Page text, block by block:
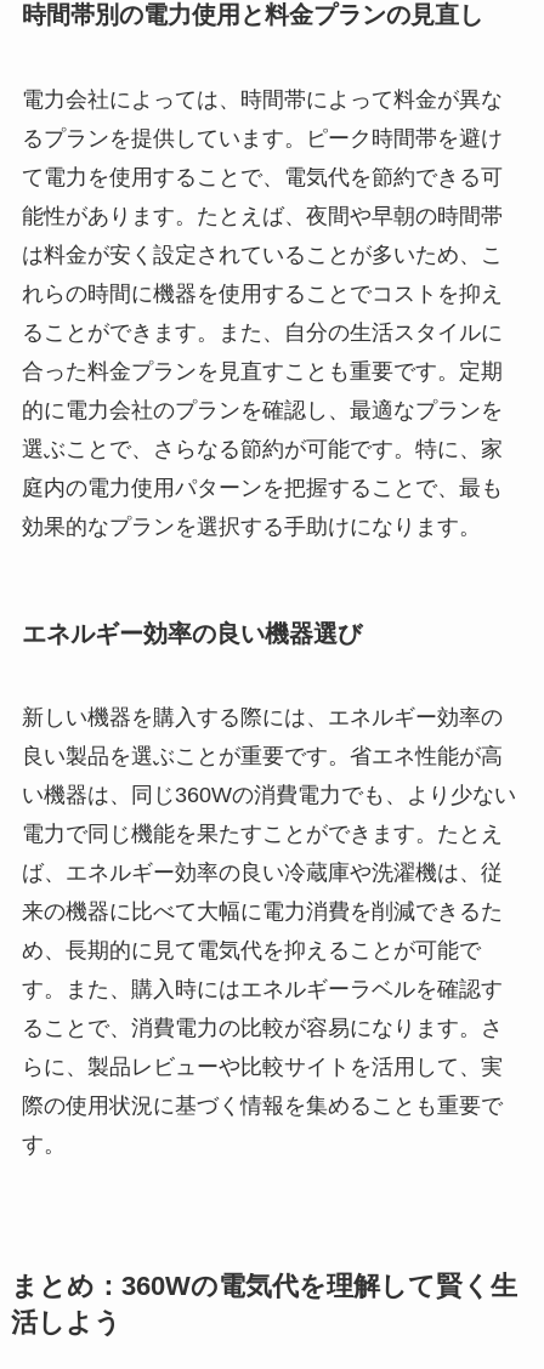
時間帯別の電力使用と料金プランの見直し
電力会社によっては、時間帯によって料金が異な
るプランを提供しています。ピーク時間帯を避け
て電力を使用することで、電気代を節約できる可
能性があります。たとえば、夜間や早朝の時間帯
は料金が安く設定されていることが多いため、こ
れらの時間に機器を使用することでコストを抑え
ることができます。また、自分の生活スタイルに
合った料金プランを見直すことも重要です。定期
的に電力会社のプランを確認し、最適なプランを
選ぶことで、さらなる節約が可能です。特に、家
庭内の電力使用パターンを把握することで、最も
効果的なプランを選択する手助けになります。
エネルギー効率の良い機器選び
新しい機器を購入する際には、エネルギー効率の
良い製品を選ぶことが重要です。省エネ性能が高
い機器は、同じ360Wの消費電力でも、より少ない
電力で同じ機能を果たすことができます。たとえ
ば、エネルギー効率の良い冷蔵庫や洗濯機は、従
来の機器に比べて大幅に電力消費を削減できるた
め、長期的に見て電気代を抑えることが可能で
す。また、購入時にはエネルギーラベルを確認す
ることで、消費電力の比較が容易になります。さ
らに、製品レビューや比較サイトを活用して、実
際の使用状況に基づく情報を集めることも重要で
す。
まとめ：360Wの電気代を理解して賢く生
活しよう